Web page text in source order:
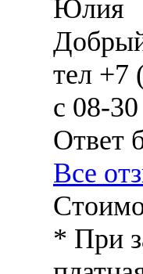
Юлия
тел +7
с 08-
Ответ
Все
* При